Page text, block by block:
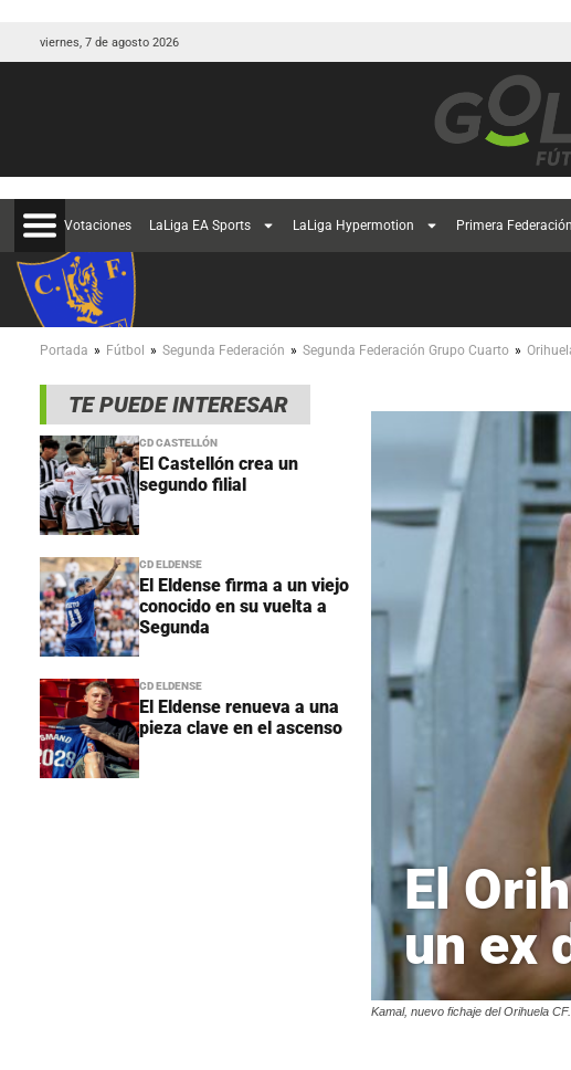
viernes, 7 de agosto 2026
Votaciones LaLiga EA Sports LaLiga Hypermotion Primera Federación
Portada » Fútbol » Segunda Federación » Segunda Federación Grupo Cuarto »
TE PUEDE INTERESAR
CD CASTELLÓN
El Castellón crea un
segundo filial
CD ELDENSE
El Eldense firma a un viejo
conocido en su vuelta a
Segunda
CD ELDENSE
El Eldense renueva a una
pieza clave en el ascenso
El
un ex
Kamal, nuevo fichaje del Orihuela